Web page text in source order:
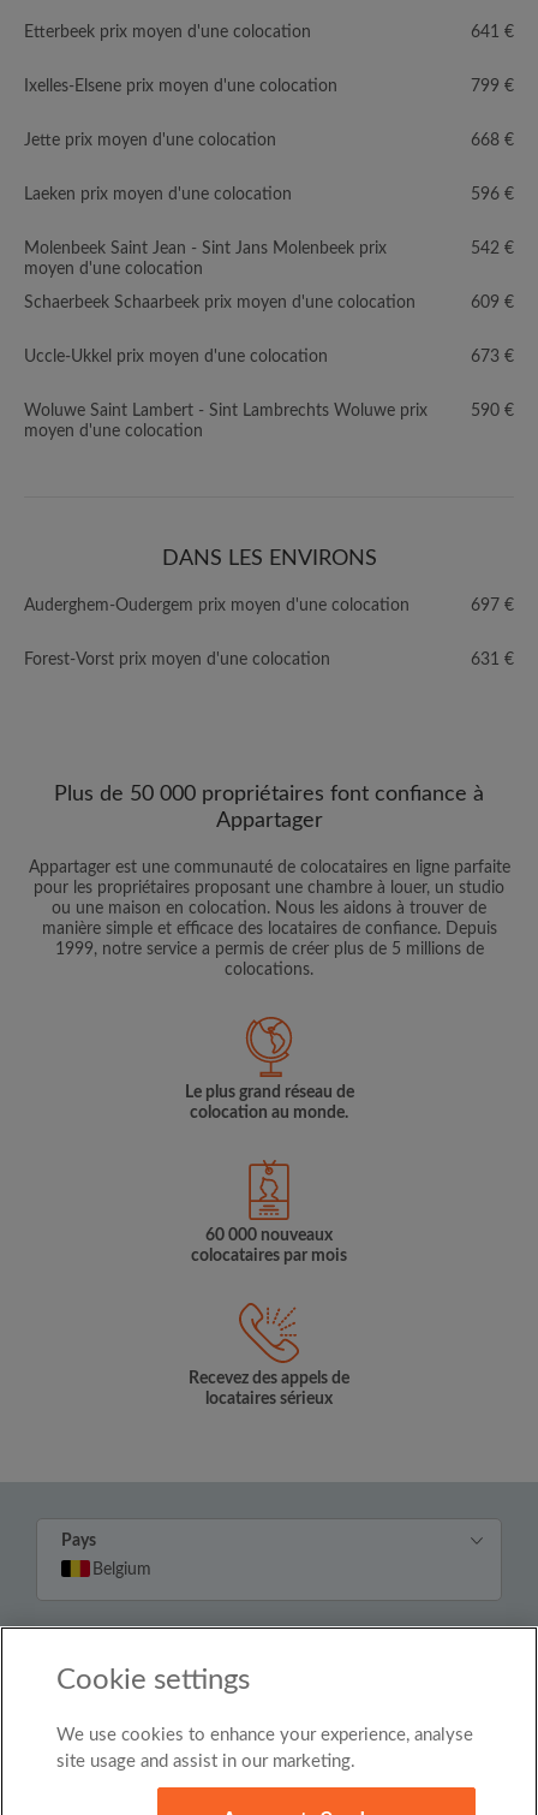
Etterbeek prix moyen d'une colocation 641 €
Ixelles-Elsene prix moyen d'une colocation 799 €
Jette prix moyen d'une colocation 668 €
Laeken prix moyen d'une colocation 596 €
Molenbeek Saint Jean - Sint Jans Molenbeek prix
moyen d'une colocation
542 €
Schaerbeek Schaarbeek prix moyen d'une colocation 609 €
Uccle-Ukkel prix moyen d'une colocation 673 €
Woluwe Saint Lambert - Sint Lambrechts Woluwe prix
moyen d'une colocation
590 €
DANS LES ENVIRONS
Auderghem-Oudergem prix moyen d'une colocation 697 €
Forest-Vorst prix moyen d'une colocation 631 €
Plus de 50 000 propriétaires font confiance à
Appartager
Appartager est une communauté de colocataires en ligne parfaite
pour les propriétaires proposant une chambre à louer, un studio
ou une maison en colocation. Nous les aidons à trouver de
manière simple et efficace des locataires de confiance. Depuis
1999, notre service a permis de créer plus de 5 millions de
colocations.
Le plus grand réseau de
colocation au monde.
60 000 nouveaux
colocataires par mois
Recevez des appels de
locataires sérieux
Pays
Belgium
Cookie settings
We use cookies to enhance your experience, analyse
site usage and assist in our marketing.